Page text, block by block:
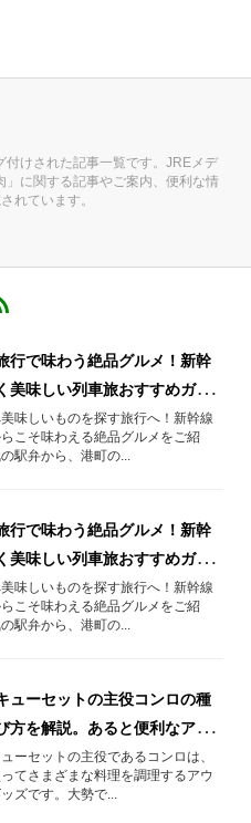
付けされた記事一覧です。JREメデ
」に関する記事やご案内、便利な情
れています。
行で味わう絶品グルメ！新幹
美味しい列車旅おすすめガイ
味しいものを探す旅行へ！新幹線
こそ味わえる絶品グルメをご紹
駅弁から、港町の...
行で味わう絶品グルメ！新幹
美味しい列車旅おすすめガイ
味しいものを探す旅行へ！新幹線
こそ味わえる絶品グルメをご紹
駅弁から、港町の...
ューセットの主役コンロの種
方を解説。あると便利なアイ
介
ーセットの主役であるコンロは、
てさまざまな料理を調理するアウ
ズです。大勢で...